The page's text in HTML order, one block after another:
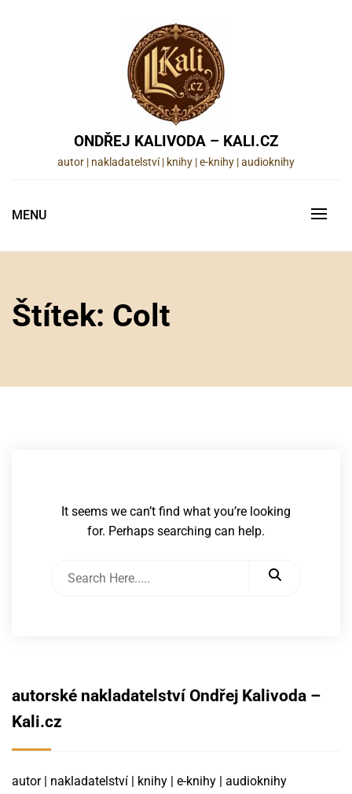
ONDŘEJ KALIVODA – KALI.CZ
autor | nakladatelství | knihy | e-knihy | audioknihy
MENU
Štítek: Colt
It seems we can’t find what you’re looking
for. Perhaps searching can help.
autorské nakladatelství Ondřej Kalivoda –
Kali.cz
autor | nakladatelství | knihy | e-knihy | audioknihy